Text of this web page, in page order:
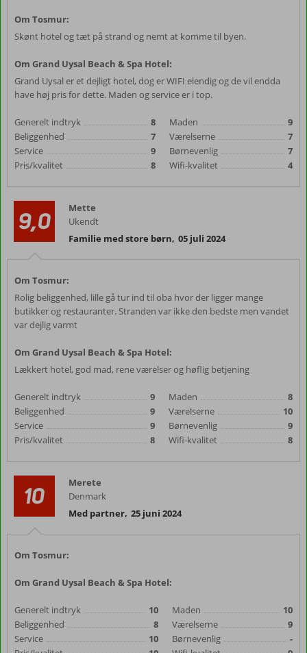
Om Tosmur:
Skønt hotel og tæt på strand og nemt at komme til byen.
Om Grand Uysal Beach & Spa Hotel:
Grand Uysal er et dejligt hotel, dog er WIFI elendig og de vil endda
have høj pris for dette. Maden og service er i top.
Generelt indtryk
8
Beliggenhed
7
Service
9
Pris/kvalitet
8
Maden
9
Værelserne
7
Børnevenlig
7
Wifi-kvalitet
4
9,0
Mette
Ukendt
Familie med store børn, 05 juli 2024
Om Tosmur:
Rolig beliggenhed, lille gå tur ind til oba hvor der ligger mange
butikker og restauranter. Stranden var ikke den bedste men vandet
var dejlig varmt
Om Grand Uysal Beach & Spa Hotel:
Lækkert hotel, god mad, rene værelser og høflig betjening
Generelt indtryk
9
Beliggenhed
9
Service
9
Pris/kvalitet
8
Maden
8
Værelserne
10
Børnevenlig
9
Wifi-kvalitet
8
10
Merete
Denmark
Med partner, 25 juni 2024
Om Tosmur:
Om Grand Uysal Beach & Spa Hotel:
Generelt indtryk
10
Beliggenhed
8
Service
10
Maden
10
Værelserne
9
Børnevenlig
-